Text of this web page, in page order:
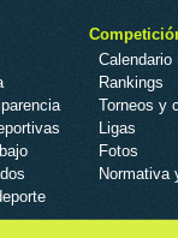
Calendario
Rankings
Torneos y
Ligas
Fotos
Normativa